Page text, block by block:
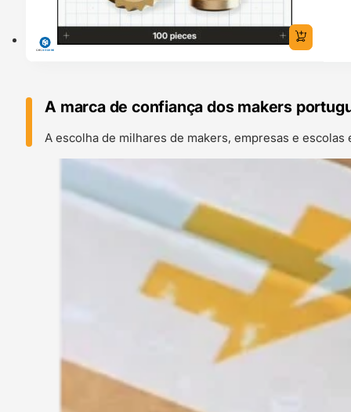
A marca de confiança dos makers
A escolha de milhares de makers, empresas e escolas